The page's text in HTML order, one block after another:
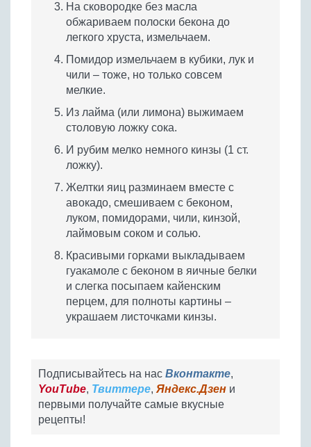
На сковородке без масла
обжариваем полоски бекона до
легкого хруста, измельчаем.
Помидор измельчаем в кубики, лук и
чили – тоже, но только совсем
мелкие.
Из лайма (или лимона) выжимаем
столовую ложку сока.
И рубим мелко немного кинзы (1 ст.
ложку).
Желтки яиц разминаем вместе с
авокадо, смешиваем с беконом,
луком, помидорами, чили, кинзой,
лаймовым соком и солью.
Красивыми горками выкладываем
гуакамоле с беконом в яичные белки
и слегка посыпаем кайенским
перцем, для полноты картины –
украшаем листочками кинзы.
Подписывайтесь на нас Вконтакте,
YouTube, Твиттере, Яндекс.Дзен и
первыми получайте самые вкусные
рецепты!